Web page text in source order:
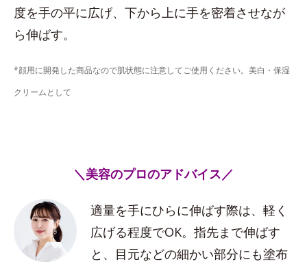
度を手の平に広げ、下から上に手を密着させなが
ら伸ばす。
*顔用に開発した商品なので肌状態に注意してご使用ください。美白・保湿
クリームとして
＼美容のプロのアドバイス／
適量を手にひらに伸ばす際は、軽く
広げる程度でOK。指先まで伸ばす
と、目元などの細かい部分にも塗布